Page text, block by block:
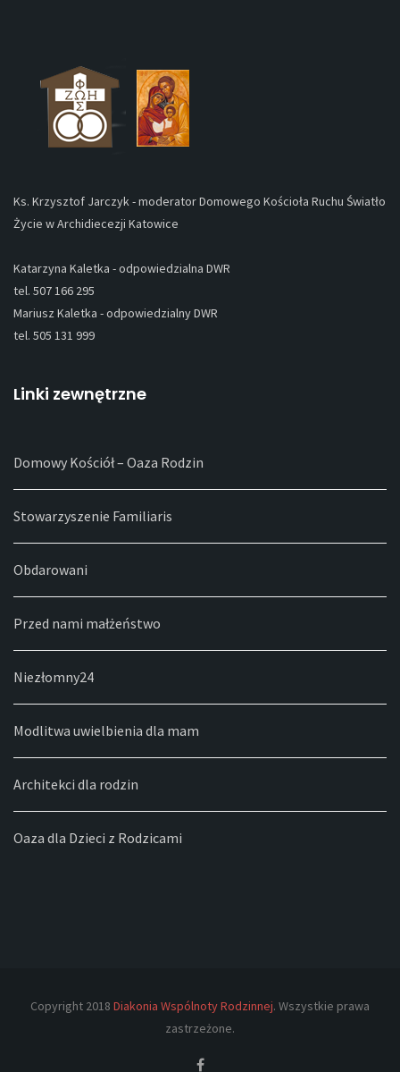
Ks. Krzysztof Jarczyk - moderator Domowego Kościoła Ruchu Światło
Życie w Archidiecezji Katowice
Katarzyna Kaletka - odpowiedzialna DWR
tel. 507 166 295
Mariusz Kaletka - odpowiedzialny DWR
tel. 505 131 999
Linki zewnętrzne
Domowy Kościół – Oaza Rodzin
Stowarzyszenie Familiaris
Obdarowani
Przed nami małżeństwo
Niezłomny24
Modlitwa uwielbienia dla mam
Architekci dla rodzin
Oaza dla Dzieci z Rodzicami
Copyright 2018 Diakonia Wspólnoty Rodzinnej. Wszystkie prawa
zastrzeżone.